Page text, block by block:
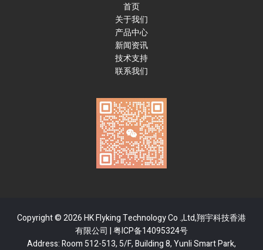
首页
关于我们
产品中心
新闻资讯
技术支持
联系我们
Copyright © 2026 HK Flyking Technology Co .,Ltd,翔宇科技香港
有限公司 |粤ICP备14095324号
Address: Room 512-513, 5/F, Building 8, Yunli Smart Park,